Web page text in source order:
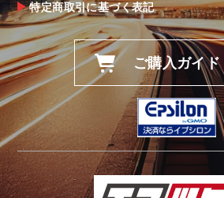
特定商取引に基づく表記
ご購入ガイド